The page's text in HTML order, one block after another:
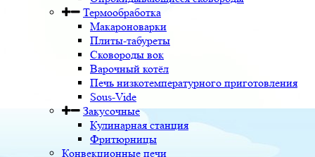
Термообработка
Макароноварки
Плиты-табуреты
Сковороды вок
Варочный котёл
Печь низкотемпературного приготовления
Sous-Vide
Закусочные
Кулинарная станция
Фритюрницы
Конвекционные печи